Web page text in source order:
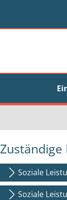
Soziale
Soziale